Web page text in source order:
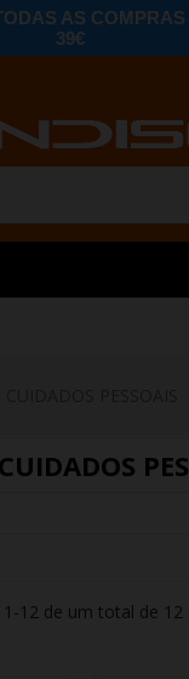
AS
39€
12 de um total de 12